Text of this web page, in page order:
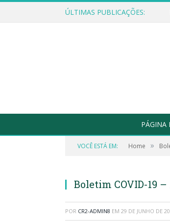
ÚLTIMAS PUBLICAÇÕES:
PÁGINA
VOCÊ ESTÁ EM: Home »
Boletim COVID-19
POR CR2-ADMIN8 EM 29 DE JUNHO DE